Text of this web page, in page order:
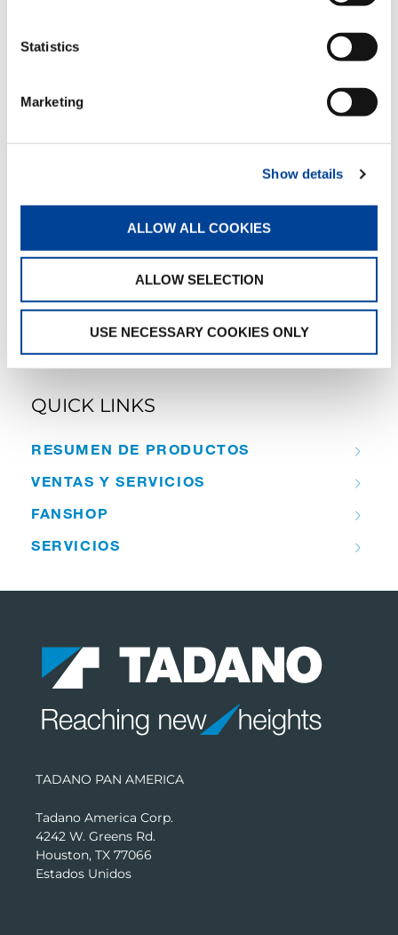
Statistics
Marketing
Show details
ALLOW ALL COOKIES
ALLOW SELECTION
USE NECESSARY COOKIES ONLY
CC 68.1250-1
QUICK LINKS
RESUMEN DE PRODUCTOS
VENTAS Y SERVICIOS
FANSHOP
SERVICIOS
TADANO PAN AMERICA
Tadano America Corp.
4242 W. Greens Rd.
Houston, TX 77066
Estados Unidos